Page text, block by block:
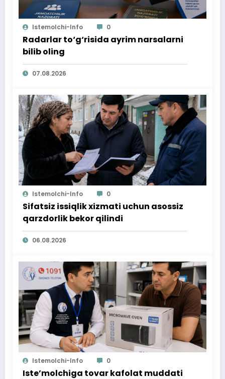
Istemolchi-Info 0
Radarlar to‘g‘risida ayrim narsalarni
bilib oling
07.08.2026
Istemolchi-Info 0
Sifatsiz issiqlik xizmati uchun asossiz
qarzdorlik bekor qilindi
06.08.2026
Istemolchi-Info 0
Iste’molchiga tovar kafolat muddati